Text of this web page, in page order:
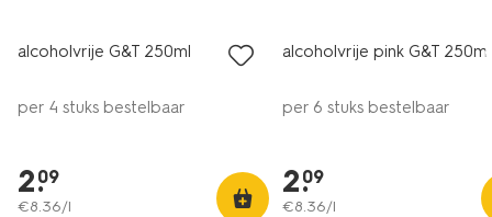
alcoholvrije G&T 250ml
per 4 stuks bestelbaar
2.
09
€8.36/l
alcoholvrije pink G&T 250ml
per 6 stuks bestelbaar
2.
09
€8.36/l